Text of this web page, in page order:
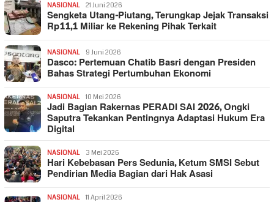
NASIONAL 21 Juni 2026
Sengketa Utang-Piutang, Terungkap Jejak Transaksi
Rp11,1 Miliar ke Rekening Pihak Terkait
NASIONAL 9 Juni 2026
Dasco: Pertemuan Chatib Basri dengan Presiden
Bahas Strategi Pertumbuhan Ekonomi
NASIONAL 10 Mei 2026
Jadi Bagian Rakernas PERADI SAI 2026, Ongki
Saputra Tekankan Pentingnya Adaptasi Hukum Era
Digital
NASIONAL 3 Mei 2026
Hari Kebebasan Pers Sedunia, Ketum SMSI Sebut
Pendirian Media Bagian dari Hak Asasi
NASIONAL 11 April 2026